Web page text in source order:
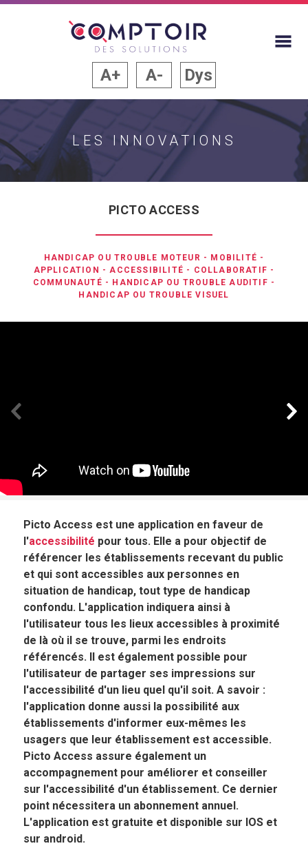
A+ A- Dys
LES INNOVATIONS
PICTO ACCESS
HANDICAP OU TROUBLE MOTEUR - MOBILITÉ -
APPLICATION -ACCESSIBILITÉ - COLLABORATIF -
COMMUNAUTÉ - HANDICAP OU TROUBLE AUDITIF -
HANDICAP OU TROUBLE VISUEL
Panneau précédent
Picto Access est une application en faveur de
l'accessibilité pour tous. Elle a pour objectif de
référencer les établissements recevant du public
et qui sont accessibles aux personnes en
situation de handicap, tout type de handicap
confondu. L'application indiquera ainsi à
l'utilisateur tous les lieux accessibles à proximité
de là où il se trouve, parmi les endroits
référencés. Il est également possible pour
l'utilisateur de partager ses impressions sur
l'accessibilité d'un lieu quel qu'il soit. A savoir :
l'application donne aussi la possibilité aux
établissements d'informer eux-mêmes les
usagers que leur établissement est accessible.
Picto Access assure également un
accompagnement pour améliorer et conseiller
sur l'accessibilité d'un établissement. Ce dernier
point nécessitera un abonnement annuel.
L'application est gratuite et disponible sur IOS et
sur android.